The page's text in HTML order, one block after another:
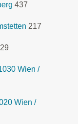
437
217
Wien /
Wien /